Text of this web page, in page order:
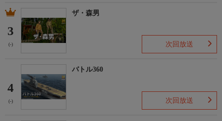
3
(-)
ザ・森男
次回放送
4
(-)
バトル360
次回放送